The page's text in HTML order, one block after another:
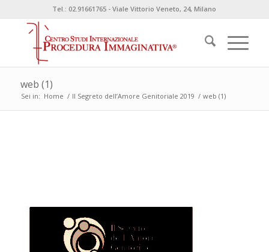
Tel.: 02.91661765 - Viale Vittorio Veneto, 24, Milano
web (1)
Sei in: Home / Il Segreto dell’Amore Genitoriale 2019 / web (1)